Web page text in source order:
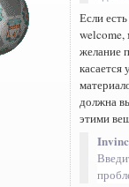
Если
welcome,
желание
касается
должна
этими